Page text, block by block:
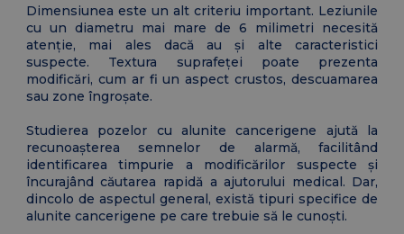
Dimensiunea este un alt criteriu important. Leziunile
cu un diametru mai mare de 6 milimetri necesită
atenție, mai ales dacă au și alte caracteristici
suspecte. Textura suprafeței poate prezenta
modificări, cum ar fi un aspect crustos, descuamarea
sau zone îngroșate.
Studierea pozelor cu alunite cancerigene ajută la
recunoașterea semnelor de alarmă, facilitând
identificarea timpurie a modificărilor suspecte și
încurajând căutarea rapidă a ajutorului medical. Dar,
dincolo de aspectul general, există tipuri specifice de
alunite cancerigene pe care trebuie să le cunoști.